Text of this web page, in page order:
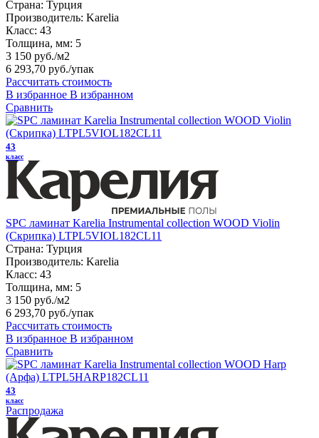
Страна: Турция
Производитель: Karelia
Класс: 43
Толщина, мм: 5
3 150 руб./м2
6 293,70 руб./упак
Рассчитать стоимость
В избранное В избранном
Сравнить
43
класс
SPC ламинат Karelia Instrumental collection WOOD Violin
(Скрипка) LTPL5VIOL182CL11
Страна: Турция
Производитель: Karelia
Класс: 43
Толщина, мм: 5
3 150 руб./м2
6 293,70 руб./упак
Рассчитать стоимость
В избранное В избранном
Сравнить
43
класс
Распродажа